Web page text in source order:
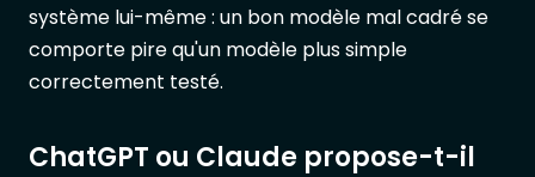
système lui-même : un bon modèle mal cadré se
comporte pire qu'un modèle plus simple
correctement testé.
ChatGPT ou Claude propose-t-il